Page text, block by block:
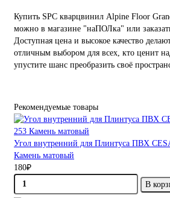
Купить SPC кварцвинил Alpine Floor
можно в магазине "наПОЛка" или
Доступная цена и высокое качество
отличным выбором для всех, кто ценит
упустите шанс преобразить своё
Рекомендуемые товары
Угол внутренний для Плинтуса ПВХ
Камень матовый
180₽
В